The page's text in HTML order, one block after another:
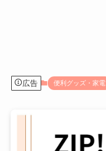
広告 便利グッズ・家電